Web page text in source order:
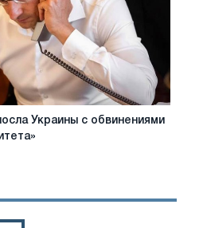
Украины с обвинениями